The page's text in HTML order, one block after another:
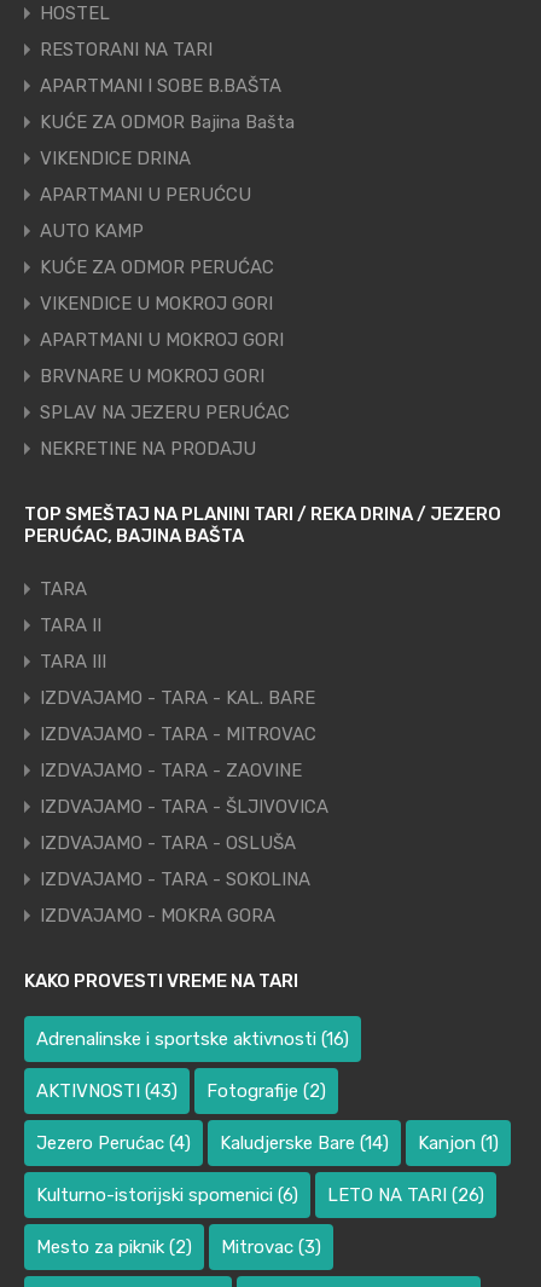
HOSTEL
RESTORANI NA TARI
APARTMANI I SOBE B.BAŠTA
KUĆE ZA ODMOR Bajina Bašta
VIKENDICE DRINA
APARTMANI U PERUĆCU
AUTO KAMP
KUĆE ZA ODMOR PERUĆAC
VIKENDICE U MOKROJ GORI
APARTMANI U MOKROJ GORI
BRVNARE U MOKROJ GORI
SPLAV NA JEZERU PERUĆAC
NEKRETINE NA PRODAJU
TOP SMEŠTAJ NA PLANINI TARI / REKA DRINA / JEZERO
PERUĆAC, BAJINA BAŠTA
TARA
TARA II
TARA III
IZDVAJAMO - TARA - KAL. BARE
IZDVAJAMO - TARA - MITROVAC
IZDVAJAMO - TARA - ZAOVINE
IZDVAJAMO - TARA - ŠLJIVOVICA
IZDVAJAMO - TARA - OSLUŠA
IZDVAJAMO - TARA - SOKOLINA
IZDVAJAMO - MOKRA GORA
KAKO PROVESTI VREME NA TARI
Adrenalinske i sportske aktivnosti (16)
AKTIVNOSTI (43) Fotografije (2)
Jezero Perućac (4) Kaludjerske Bare (14) Kanjon (1)
Kulturno-istorijski spomenici (6) LETO NA TARI (26)
Mesto za piknik (2) Mitrovac (3)